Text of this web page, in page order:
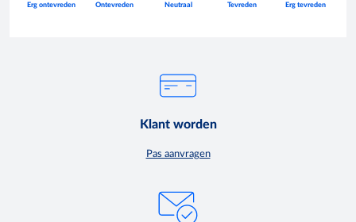
Klant worden
Pas aanvragen